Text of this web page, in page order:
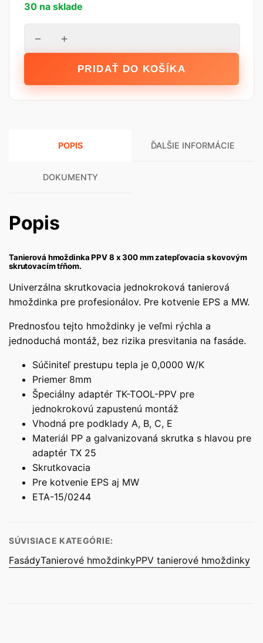
30 na sklade
8
− +
PRIDAŤ DO KOŠÍKA
POPIS ĎALŠIE INFORMÁCIE
DOKUMENTY
Popis
Tanierová hmoždinka PPV 8 x 300 mm zatepľovacia s kovovým
skrutovacím tŕňom.
Univerzálna skrutkovacia jednokroková tanierová
hmoždinka pre profesionálov. Pre kotvenie EPS a MW.
Prednosťou tejto hmoždinky je veľmi rýchla a
jednoduchá montáž, bez rizika presvitania na fasáde.
Súčiniteľ prestupu tepla je 0,0000 W/K
Priemer 8mm
Špeciálny adaptér TK-TOOL-PPV pre
jednokrokovú zapustenú montáž
Vhodná pre podklady A, B, C, E
Materiál PP a galvanizovaná skrutka s hlavou pre
adaptér TX 25
Skrutkovacia
Pre kotvenie EPS aj MW
ETA-15/0244
SÚVISIACE KATEGÓRIE:
FasádyTanierové hmoždinkyPPV tanierové hmoždinky